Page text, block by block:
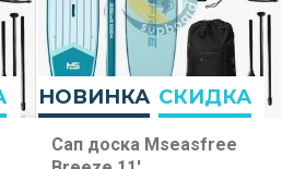
НОВИНКА СКИДКА
Сап доска Mseasfree